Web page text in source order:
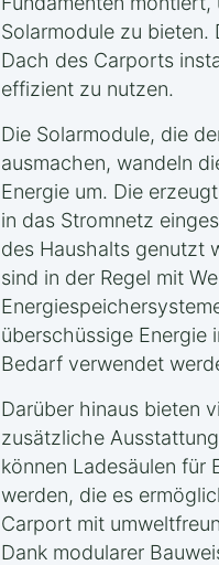
Solarmodule zu bieten.
Dach des Carports
effizient zu nutzen.
Die Solarmodule, die
ausmachen, wandeln
Energie um. Die
in das Stromnetz
des Haushalts genutzt
sind in der Regel mit
überschüssige Energie
Bedarf verwendet
Darüber hinaus bieten
zusätzliche
können Ladesäulen für
werden, die es
Carport mit
Dank modularer